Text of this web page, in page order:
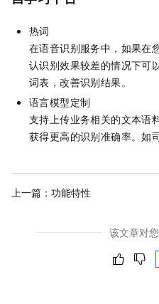
热词
在语音识别服务中，如果在
认识别效果较差的情况下可
词表，改善识别结果。
语言模型定制
支持上传业务相关的文本语
获得更高的识别准确率。如
上一篇： 功能特性
该文章对